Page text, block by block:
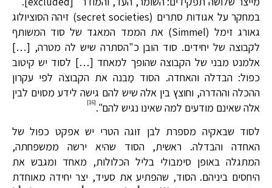
במחקר על אגודות סתרים (secret societies) זיהה הסוציולוג
גאורג זימל (Simmel) את הממד המאגד של סוד המשותף
לקבוצה של יחידים. סוד הובן כ"הסתרה שיש לה מטרה, […]
אלמנט מבני של הקבוצה שהופך למאחד […] לסוד יש קיטוב
כפול: הבדלה והאחדה. הסוד מַבנה את הקבוצה לפי עקרון
ההכלה וההדרה, וחוצץ בין אלה שיש להם גישה לידע מסוים לבין
אלה שאינם מודעים למה שאינו נגיש להם".[16]
לסוד שבאקיה מספרת לבן זוגה הטרי יש אפקט כפול של
האחדה והבדלה. ראשית, הסוד שהיא ירשה ממשפחתה,
המתגלה באופן סימבולי בליל הכלולות, מאחד ומגבש את
היחסים ביניהם. הסוד, שהפתיע את סעיד, יצר יחידה מאוחדת